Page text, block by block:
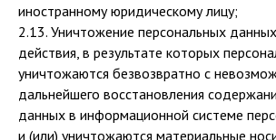
иностранному юридическому лицу;
2.13. Уничтожение персональных
действия, в результате которых
уничтожаются безвозвратно с
дальнейшего восстановления
данных в информационной системе
и (или) уничтожаются материальные